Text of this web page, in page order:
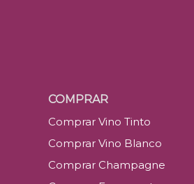
COMPRAR
Comprar Vino Tinto
Comprar Vino Blanco
Comprar Champagne